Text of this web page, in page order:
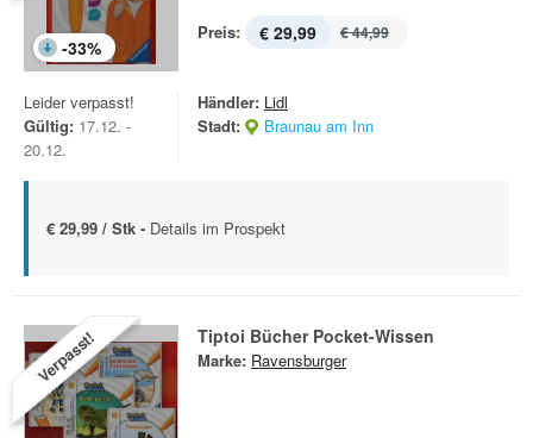
-33%
Preis: € 29,99 € 44,99
Leider verpasst!
Gültig: 17.12. -
20.12.
Händler: Lidl
Stadt:
Braunau am Inn
€ 29,99 / Stk - Details im Prospekt
Verpasst! Tiptoi Bücher Pocket-Wissen
Marke: Ravensburger